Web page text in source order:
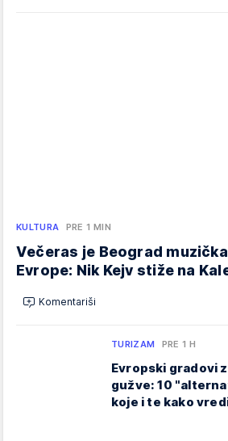
KULTURA PRE 1 MIN
Večeras je Beograd
Evrope: Nik Kejv stiže na
Komentariši
TURIZAM PRE 1 H
Evropski gradovi
gužve: 10
koje i te kako